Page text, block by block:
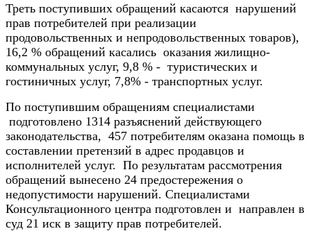
Треть поступивших обращений касаются нарушений
прав потребителей при реализации
продовольственных и непродовольственных товаров),
16,2 % обращений касались оказания жилищно-
коммунальных услуг, 9,8 % - туристических и
гостиничных услуг, 7,8% - транспортных услуг.
По поступившим обращениям специалистами
подготовлено 1314 разъяснений действующего
законодательства, 457 потребителям оказана помощь в
составлении претензий в адрес продавцов и
исполнителей услуг. По результатам рассмотрения
обращений вынесено 24 предостережения о
недопустимости нарушений. Специалистами
Консультационного центра подготовлен и направлен в
суд 21 иск в защиту прав потребителей.